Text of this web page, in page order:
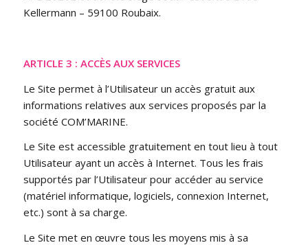
Kellermann – 59100 Roubaix.
ARTICLE 3 : ACCÈS AUX SERVICES
Le Site permet à l’Utilisateur un accès gratuit aux
informations relatives aux services proposés par la
société COM’MARINE.
Le Site est accessible gratuitement en tout lieu à tout
Utilisateur ayant un accès à Internet. Tous les frais
supportés par l’Utilisateur pour accéder au service
(matériel informatique, logiciels, connexion Internet,
etc.) sont à sa charge.
Le Site met en œuvre tous les moyens mis à sa